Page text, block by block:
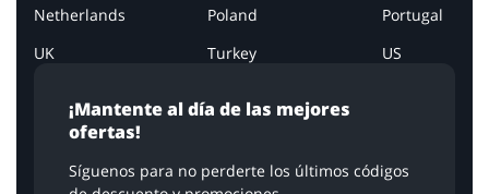
¡Mantente al día de las mejores
ofertas!
Síguenos para no perderte los últimos códigos
Netherlands
Poland
Portugal
UK
Turkey US